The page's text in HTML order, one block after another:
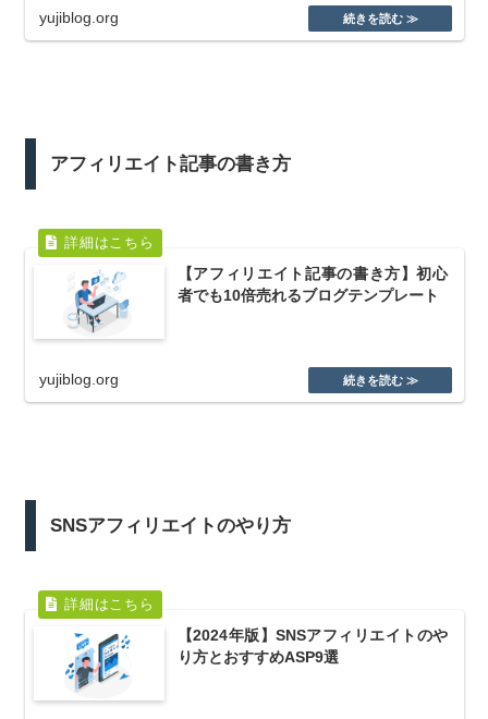
yujiblog.org
アフィリエイト記事の書き方
【アフィリエイト記事の書き方】初心
者でも10倍売れるブログテンプレート
yujiblog.org
SNSアフィリエイトのやり方
【2024年版】SNSアフィリエイトのや
り方とおすすめASP9選